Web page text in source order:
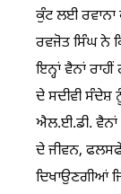
ਕੁੰਟ ਲਈ ਰਵਾਨਾ
ਰਵਜੋਤ ਸਿੰਘ ਨੇ
ਇਨ੍ਹਾਂ ਵੈਨਾਂ
ਦੇ ਸਦੀਵੀ ਸੰਦੇਸ਼
ਐਲ.ਈ.ਡੀ. ਵੈਨਾਂ
ਦੇ ਜੀਵਨ,
ਦਿਖਾਉਣਗੀਆਂ